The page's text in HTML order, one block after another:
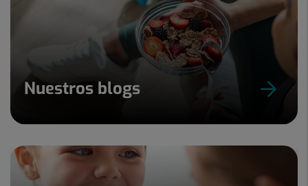
Nuestros blogs